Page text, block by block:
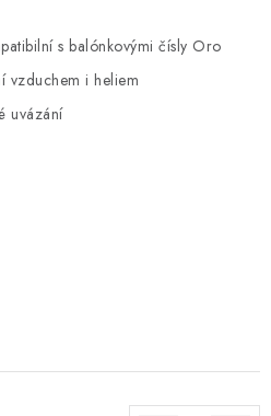
s balónkovými čísly Oro
vzduchem i heliem
uvázání